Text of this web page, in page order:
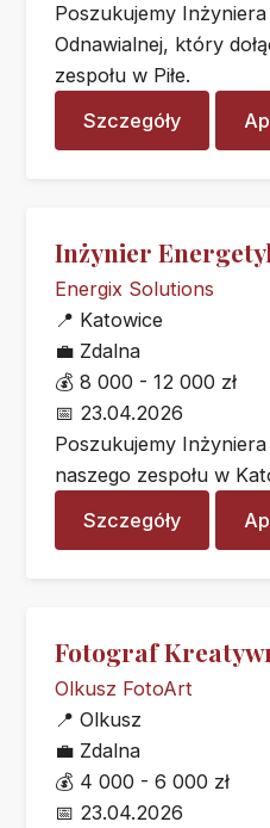
Poszukujemy Inżyniera
Odnawialnej, który
zespołu w Piłe.
Szczegóły
Inżynier
Energix Solutions
📍 Katowice
💼 Zdalna
💰 8 000 - 12 000 zł
📅 23.04.2026
Poszukujemy
naszego zespołu w
Szczegóły
Fotograf
Olkusz FotoArt
📍 Olkusz
💼 Zdalna
💰 4 000 - 6 000 zł
📅 23.04.2026